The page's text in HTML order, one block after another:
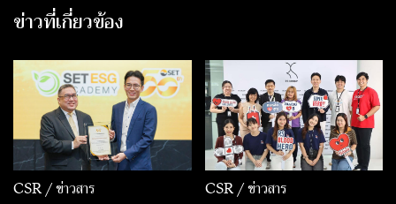
ข่าวที่เกี่ยวข้อง
CSR / ข่าวสาร CSR / ข่าวสาร